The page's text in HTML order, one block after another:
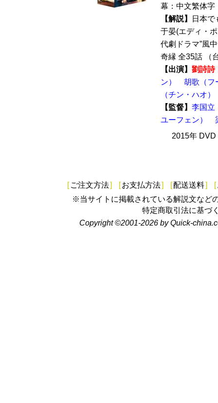
幕：中文繁体字
【解説】
日本
于晏(エディ・
代劇ドラマ”風
奇縁 全35話 （
【出演】 劉詩詩
ン）
胡歌（フ
（チン・ハオ）
【監督】 李国立
ユーフェン）
2015年
[ ご注文方法] [お支払方法] [配送送料] [
※当サイトに掲載されている解説文など
特定商取引法に基づ
Copyright ©2001-2026 by Quick-